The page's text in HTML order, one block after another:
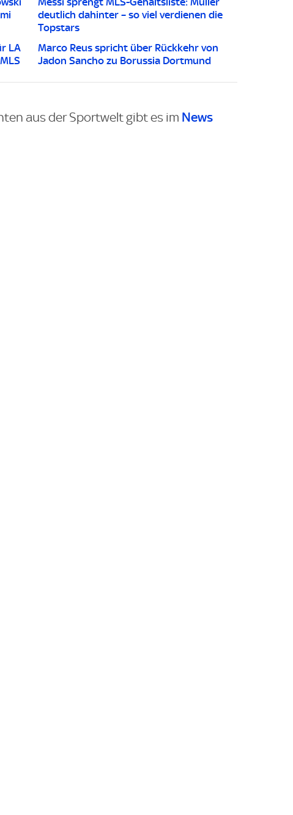
deutlich dahinter – so viel verdienen die
Topstars
LA
Marco Reus spricht über Rückkehr von
Jadon Sancho zu Borussia Dortmund
aus der Sportwelt gibt es im News